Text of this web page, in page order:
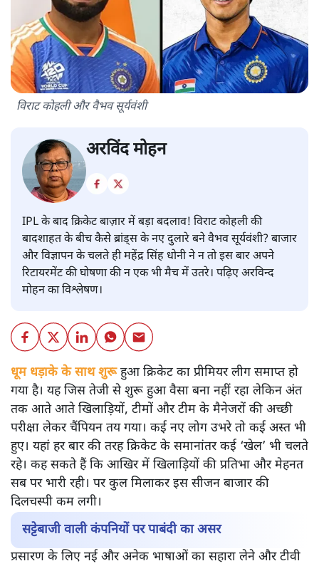
विराट कोहली और वैभव सूर्यवंशी
अरविंद मोहन
IPL के बाद क्रिकेट बाज़ार में बड़ा बदलाव! विराट कोहली की
बादशाहत के बीच कैसे ब्रांड्स के नए दुलारे बने वैभव सूर्यवंशी? बाजार
और विज्ञापन के चलते ही महेंद्र सिंह धोनी ने न तो इस बार अपने
रिटायरमेंट की घोषणा की न एक भी मैच में उतरे। पढ़िए अरविन्द
मोहन का विश्लेषण।
धूम धड़ाके के साथ शुरूहुआ क्रिकेट का प्रीमियर लीग समाप्त हो
गया है। यह जिस तेजी से शुरू हुआ वैसा बना नहीं रहा लेकिन अंत
तक आते आते खिलाड़ियों, टीमों और टीम के मैनेजरों की अच्छी
परीक्षा लेकर चैंपियन तय गया। कई नए लोग उभरे तो कई अस्त भी
हुए। यहां हर बार की तरह क्रिकेट के समानांतर कई ‘खेल’ भी चलते
रहे। कह सकते हैं कि आखिर में खिलाड़ियों की प्रतिभा और मेहनत
सब पर भारी रही। पर कुल मिलाकर इस सीजन बाजार की
दिलचस्पी कम लगी।
सट्टेबाजी वाली कंपनियों पर पाबंदी का असर
प्रसारण के लिए नई और अनेक भाषाओं का सहारा लेने और टीवी